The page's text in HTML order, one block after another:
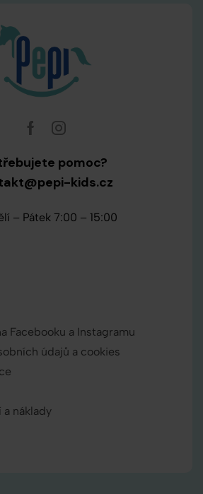
pomoc?
kids.cz
– Pátek 7:00 – 15:00
Facebooku a Instagramu
údajů a cookies
náklady